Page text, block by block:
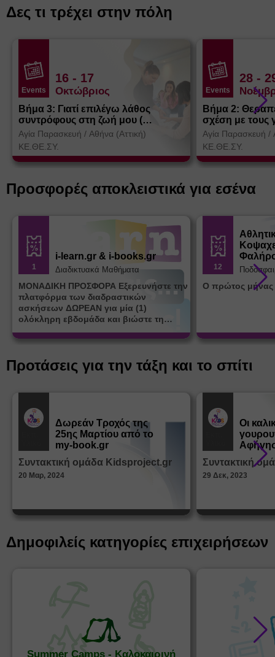
Δες τι τρέχει στην πόλη
Events
16 - 17
Οκτώβριος
Βήμα 3: Γιατί επιλέγω λάθος
συντρόφους στη ζωή μου (
Θεσσαλονίκη)
Αγία Παρασκευή / Αθήνα (Αττική)
ΚΕ.ΘΕ.ΣΥ.
Events
28 -
Βήμα 2:
σχέση με τους
Αγία Παρασκευή /
ΚΕ.ΘΕ.ΣΥ.
Προσφορές αποκλειστικά για εσένα
1
i-learn.gr & i-books.gr
Διαδικτυακά Μαθήματα
ΜΟΝΑΔΙΚΗ ΠΡΟΣΦΟΡΑ Εξερευνήστε την
πλατφόρμα των διαδραστικών
ασκήσεων ΔΩΡΕΑΝ για μία (1)
ολόκληρη εβδομάδα και βιώστε τη
learn.gr* * Αφορά νέες εγγραφές
12
Ο πρώτος
Προτάσεις για την τάξη και το σπίτι
Δωρεάν Tροχός της
25ης Μαρτίου από το
my-book.gr
Συντακτική ομάδα Kidsproject.gr
20 Μαρ, 2024
Οι
από τα
Συντακτική
29 Δεκ, 2023
Δημοφιλείς κατηγορίες επιχειρήσεων
Summer Camps - Καλοκαιρινή